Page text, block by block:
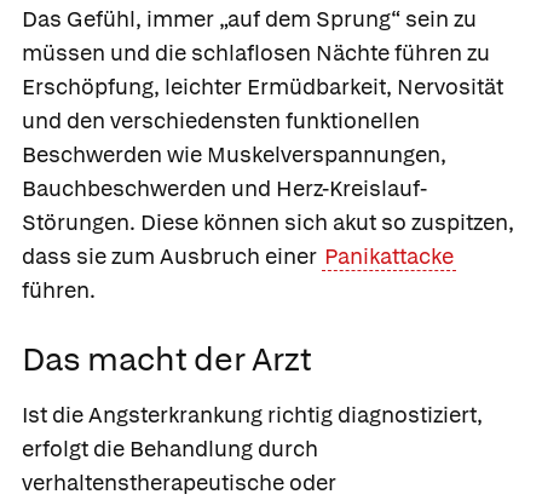
Das Gefühl, immer „auf dem Sprung“ sein zu
müssen und die schlaflosen Nächte führen zu
Erschöpfung, leichter Ermüdbarkeit, Nervosität
und den verschiedensten funktionellen
Beschwerden wie Muskelverspannungen,
Bauchbeschwerden und Herz-Kreislauf-
Störungen. Diese können sich akut so zuspitzen,
dass sie zum Ausbruch einer Panikattacke
führen.
Das macht der Arzt
Ist die Angsterkrankung richtig diagnostiziert,
erfolgt die Behandlung durch
verhaltenstherapeutische oder